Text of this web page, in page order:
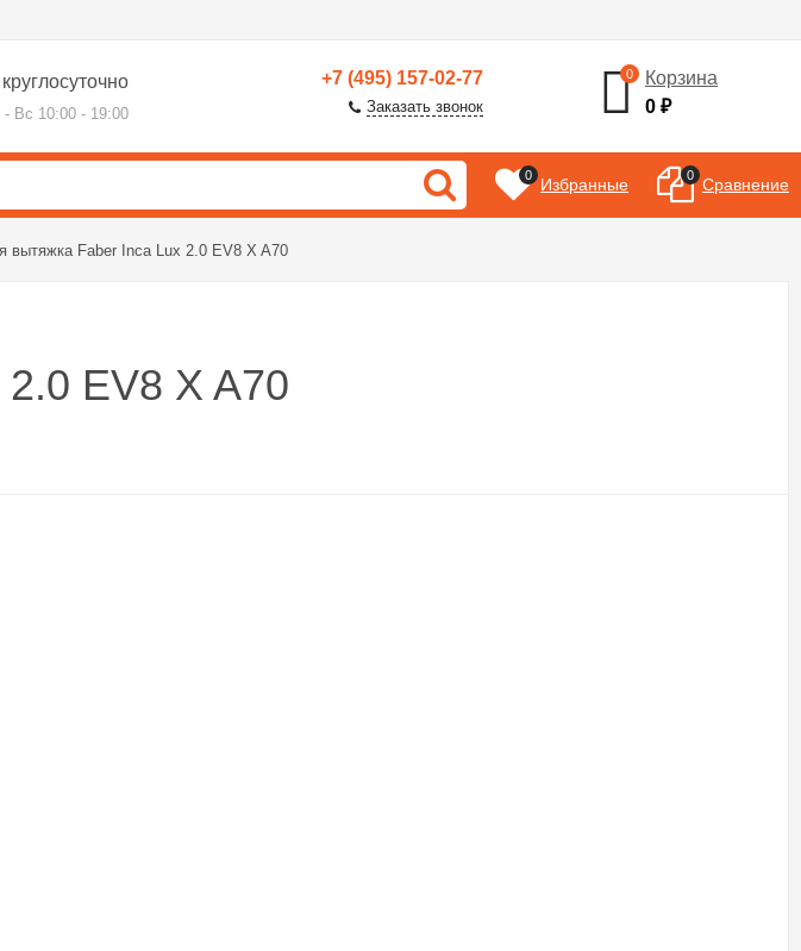
Вс 10:00 - 19:00
+7 (495) 157-02-77
Заказать звонок
0
Корзина
0₽
0 Избранные 0 Сравнение
вытяжка Faber Inca Lux 2.0 EV8 X A70
EV8 X A70